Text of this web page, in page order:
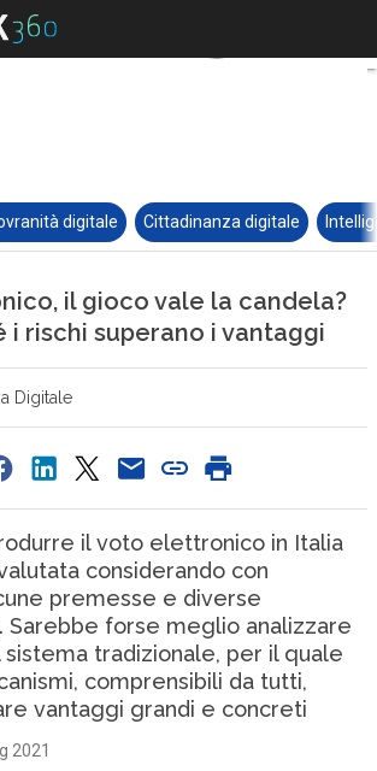
digitale Cittadinanza digitale
il gioco vale la candela?
i rischi superano i vantaggi
Digitale
il voto elettronico in Italia
considerando con
premesse e diverse
Sarebbe forse meglio analizzare
tradizionale, per il quale
comprensibili da tutti,
vantaggi grandi e concreti
2021